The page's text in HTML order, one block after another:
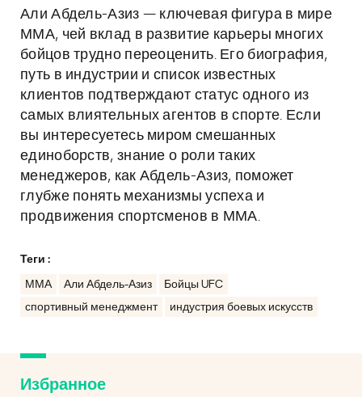
Али Абдель-Азиз — ключевая фигура в мире
ММА, чей вклад в развитие карьеры многих
бойцов трудно переоценить. Его биография,
путь в индустрии и список известных
клиентов подтверждают статус одного из
самых влиятельных агентов в спорте. Если
вы интересуетесь миром смешанных
единоборств, знание о роли таких
менеджеров, как Абдель-Азиз, поможет
глубже понять механизмы успеха и
продвижения спортсменов в ММА.
Теги :
ММА Али Абдель-Азиз
Бойцы UFC
спортивный менеджмент
индустрия боевых искусств
Избранное